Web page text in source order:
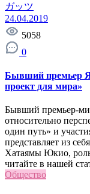
ガッツ
24.04.2019
5058
0
Бывший премьер
проект для мира»
Бывший премьер-
относительно
один путь» и
представляет из
Хатаямы Юкио,
читайте в нашей
Общество